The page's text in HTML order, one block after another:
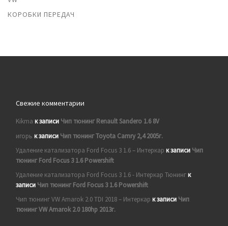
КОРОБКИ ПЕРЕДАЧ
Свежие комментарии
Kikma к записи Чип тюнинг Renault Sandero 1.6 8V
игорь к записи Чип тюнинг Toyota Camry 2,4 2005г.
Удаление катализатора Ford Focus 3 1.6 – Интеркар к записи Чип
тюнинг Ford Focus 3 1.6 Powershift
Удаление катализатора Ford Focus 3 1.6 - Интеркар Тюнингк
записи Чип тюнинг Ford Focus 3 1.6 Powershift
Чип тюнинг VW Amarok 2.0 TDI 2018 – Интеркар к записи Чип
тюнинг VW Amarok 2.0 180hp 2013г.